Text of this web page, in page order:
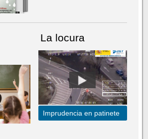
La locura
Imprudencia en patinete